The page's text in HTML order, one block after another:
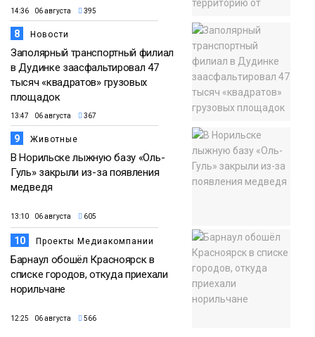
14:36 06 августа 395
8 Новости
Заполярный транспортный филиал
в Дудинке заасфальтировал 47
тысяч «квадратов» грузовых
площадок
13:47 06 августа 367
9 Животные
В Норильске лыжную базу «Оль-
Гуль» закрыли из-за появления
медведя
13:10 06 августа 605
10 Проекты Медиакомпании
Барнаул обошёл Красноярск в
списке городов, откуда приехали
норильчане
12:25 06 августа 566